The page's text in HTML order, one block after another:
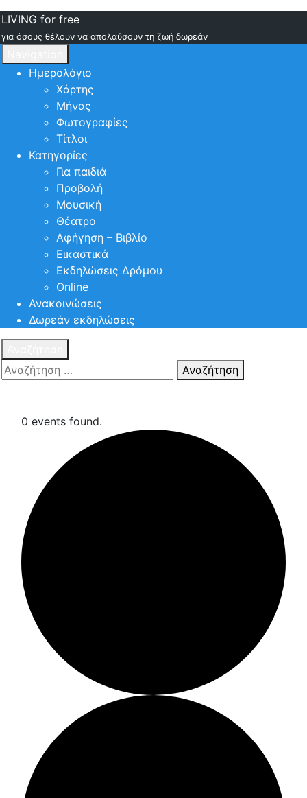
LIVING for free
για όσους θέλουν να απολαύσουν τη ζωή δωρεάν
Ημερολόγιο
Χάρτης
Μήνας
Φωτογραφίες
Τίτλοι
Κατηγορίες
Για παιδιά
Προβολή
Μουσική
Θέατρο
Αφήγηση – Βιβλίο
Εικαστικά
Εκδηλώσεις Δρόμου
Online
Ανακοινώσεις
Δωρεάν εκδηλώσεις
Αναζήτηση
0 events found.